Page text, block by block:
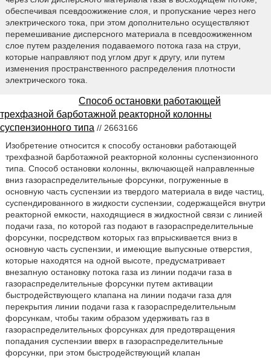
обеспечивая псевдоожижение слоя, и пропускание через него
электрического тока, при этом дополнительно осуществляют
перемешивание дисперсного материала в псевдоожиженном
слое путем разделения подаваемого потока газа на струи,
которые направляют под углом друг к другу, или путем
изменения пространственного распределения плотности
электрического тока.
Способ остановки работающей
трехфазной барботажной реакторной колонны
суспензионного типа // 2663166
Изобретение относится к способу остановки работающей
трехфазной барботажной реакторной колонны суспензионного
типа. Способ остановки колонны, включающей направленные
вниз газораспределительные форсунки, погруженные в
основную часть суспензии из твердого материала в виде частиц,
суспендированного в жидкости суспензии, содержащейся внутри
реакторной емкости, находящиеся в жидкостной связи с линией
подачи газа, по которой газ подают в газораспределительные
форсунки, посредством которых газ впрыскивается вниз в
основную часть суспензии, и имеющие выпускные отверстия,
которые находятся на одной высоте, предусматривает
внезапную остановку потока газа из линии подачи газа в
газораспределительные форсунки путем активации
быстродействующего клапана на линии подачи газа для
перекрытия линии подачи газа к газораспределительным
форсункам, чтобы таким образом удерживать газ в
газораспределительных форсунках для предотвращения
попадания суспензии вверх в газораспределительные
форсунки, при этом быстродействующий клапан